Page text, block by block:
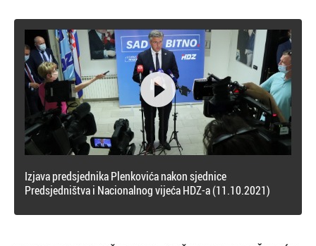

Izjava predsjednika Plenkovića nakon sjednice
Predsjedništva i Nacionalnog vijeća HDZ-a (11.10.2021)